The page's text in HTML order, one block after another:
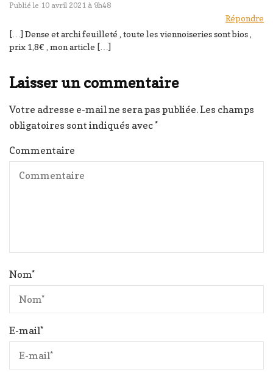
Publié le 10 avril 2021 à 9h48
Répondre
[…] Dense et archi feuilleté , toute les viennoiseries sont bios ,
prix 1,8€ , mon article […]
Laisser un commentaire
Votre adresse e-mail ne sera pas publiée.Les champs
obligatoires sont indiqués avec*
Commentaire
Nom*
E-mail*